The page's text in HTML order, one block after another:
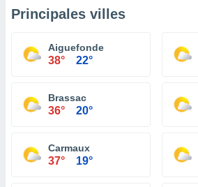
Principales villes
Aiguefonde
38° 22°
Brassac
36° 20°
Carmaux
37° 19°